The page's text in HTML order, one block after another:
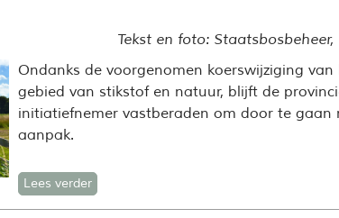
Tekst en foto:
Ondanks de voorgenomen koerswijziging
gebied van stikstof en natuur, blijft de
initiatiefnemer vastberaden om door te gaan
aanpak.
Lees verder